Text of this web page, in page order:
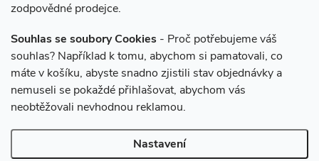
zodpovědné prodejce.
Souhlas se soubory Cookies - Proč potřebujeme váš
souhlas? Například k tomu, abychom si pamatovali, co
máte v košíku, abyste snadno zjistili stav objednávky a
nemuseli se pokaždé přihlašovat, abychom vás
neobtěžovali nevhodnou reklamou.
Nastavení
Instagram
e-cigarety.cz. Všechna práva vyhrazena.
nastavení cookies